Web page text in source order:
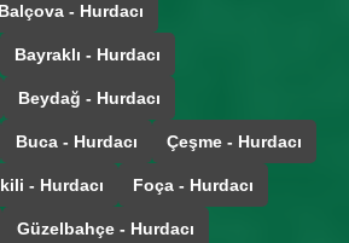
Balçova - Hurdacı
Bayraklı - Hurdacı
Beydağ - Hurdacı
Buca - Hurdacı Çeşme - Hurdacı
- Hurdacı Foça - Hurdacı
Güzelbahçe - Hurdacı